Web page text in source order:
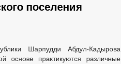
поселения
Шарпудди Абдул-Кадырова
основе практикуются различные